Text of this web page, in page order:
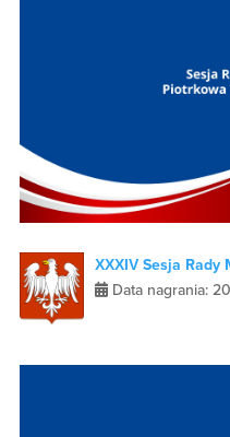
XXXIV Sesja
Data nagrania: